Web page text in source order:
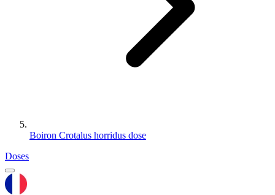
Boiron Crotalus horridus dose
Doses